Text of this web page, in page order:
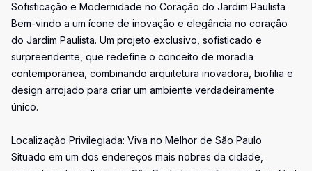
Sofisticação e Modernidade no Coração do Jardim Paulista
Bem-vindo a um ícone de inovação e elegância no coração
do Jardim Paulista. Um projeto exclusivo, sofisticado e
surpreendente, que redefine o conceito de moradia
contemporânea, combinando arquitetura inovadora, biofilia e
design arrojado para criar um ambiente verdadeiramente
único.
Localização Privilegiada: Viva no Melhor de São Paulo
Situado em um dos endereços mais nobres da cidade,